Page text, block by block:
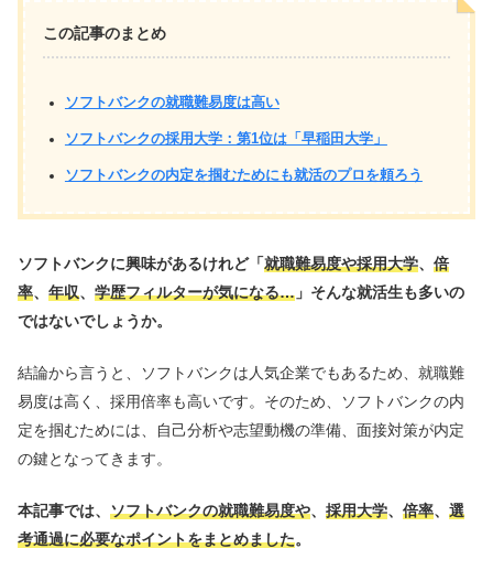
この記事のまとめ
ソフトバンクの就職難易度は高い
ソフトバンクの採用大学：第1位は「早稲田大学」
ソフトバンクの内定を掴むためにも就活のプロを頼ろう
ソフトバンクに興味があるけれど「就職難易度や採用大学、 倍
率、 年収、 学歴フィルターが気になる… 」そんな就活生も多いの
ではないでしょうか。
結論から言うと、ソフトバンクは人気企業でもあるため、就職難
易度は高く、採用倍率も高いです。そのため、ソフトバンクの内
定を掴むためには、自己分析や志望動機の準備、面接対策が内定
の鍵となってきます。
本記事では、 ソフトバンクの就職難易度や、 採用大学、 倍率、 選
考通過に必要なポイントをまとめました。